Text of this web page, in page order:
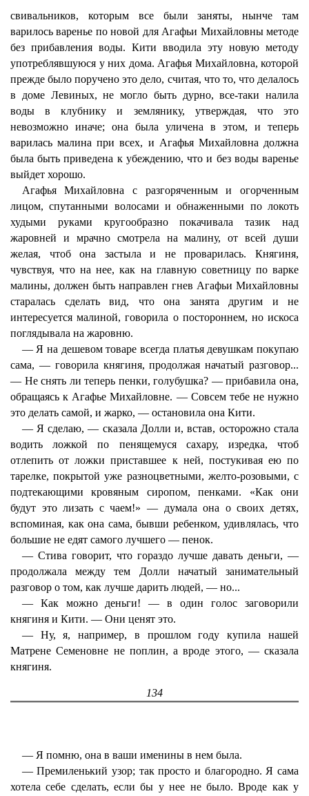
свивальников, которым все были заняты, нынче там
варилось варенье по новой для Агафьи Михайловны методе
без прибавления воды. Кити вводила эту новую методу
употреблявшуюся у них дома. Агафья Михайловна, которой
прежде было поручено это дело, считая, что то, что делалось
в доме Левиных, не могло быть дурно, все-таки налила
воды в клубнику и землянику, утверждая, что это
невозможно иначе; она была уличена в этом, и теперь
варилась малина при всех, и Агафья Михайловна должна
была быть приведена к убеждению, что и без воды варенье
выйдет хорошо.
Агафья Михайловна с разгоряченным и огорченным
лицом, спутанными волосами и обнаженными по локоть
худыми руками кругообразно покачивала тазик над
жаровней и мрачно смотрела на малину, от всей души
желая, чтоб она застыла и не проварилась. Княгиня,
чувствуя, что на нее, как на главную советницу по варке
малины, должен быть направлен гнев Агафьи Михайловны
старалась сделать вид, что она занята другим и не
интересуется малиной, говорила о постороннем, но искоса
поглядывала на жаровню.
— Я на дешевом товаре всегда платья девушкам покупаю
сама, — говорила княгиня, продолжая начатый разговор...
— Не снять ли теперь пенки, голубушка? — прибавила она,
обращаясь к Агафье Михайловне. — Совсем тебе не нужно
это делать самой, и жарко, — остановила она Кити.
— Я сделаю, — сказала Долли и, встав, осторожно стала
водить ложкой по пенящемуся сахару, изредка, чтоб
отлепить от ложки приставшее к ней, постукивая ею по
тарелке, покрытой уже разноцветными, желто-розовыми, с
подтекающими кровяным сиропом, пенками. «Как они
будут это лизать с чаем!» — думала она о своих детях,
вспоминая, как она сама, бывши ребенком, удивлялась, что
большие не едят самого лучшего — пенок.
— Стива говорит, что гораздо лучше давать деньги, —
продолжала между тем Долли начатый занимательный
разговор о том, как лучше дарить людей, — но...
— Как можно деньги! — в один голос заговорили
княгиня и Кити. — Они ценят это.
— Ну, я, например, в прошлом году купила нашей
Матрене Семеновне не поплин, а вроде этого, — сказала
княгиня.
134
— Я помню, она в ваши именины в нем была.
— Премиленький узор; так просто и благородно. Я сама
хотела себе сделать, если бы у нее не было. Вроде как у